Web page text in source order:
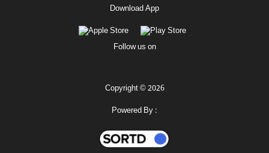
Download App
Follow us on
Copyright © 2026
Powered By :